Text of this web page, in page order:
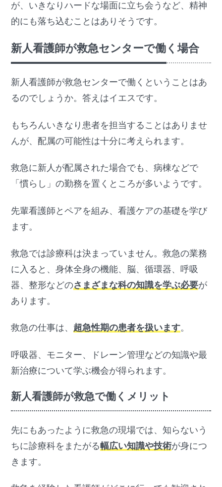
が、いきなりハードな場面に立ち会うなど、精神
的にも落ち込むことはありそうです。
新人看護師が救急センターで働く場合
新人看護師が救急センターで働くということはあ
るのでしょうか。答えはイエスです。
もちろんいきなり患者を担当することはありませ
んが、配属の可能性は十分に考えられます。
救急に新人が配属された場合でも、病棟などで
「慣らし」の勤務を置くところが多いようです。
先輩看護師とペアを組み、看護ケアの基礎を学び
ます。
救急では診療科は決まっていません。救急の業務
に入ると、身体全身の機能、脳、循環器、呼吸
器、整形などのさまざまな科の知識を学ぶ必要が
あります。
救急の仕事は、 超急性期の患者を扱います。
呼吸器、モニター、ドレーン管理などの知識や最
新治療について学ぶ機会が得られます。
新人看護師が救急で働くメリット
先にもあったように救急の現場では、知らないう
ちに診療科をまたがる幅広い知識や技術が身につ
きます。